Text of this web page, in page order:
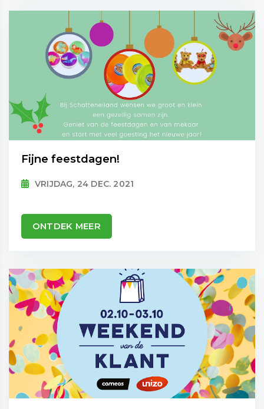
Fijne feestdagen!
VRIJDAG, 24 DEC. 2021
ONTDEK MEER